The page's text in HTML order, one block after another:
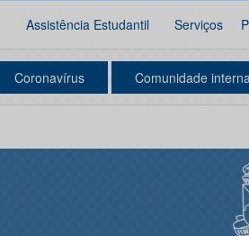
Assistência Estudantil Serviços
Coronavírus Comunidade